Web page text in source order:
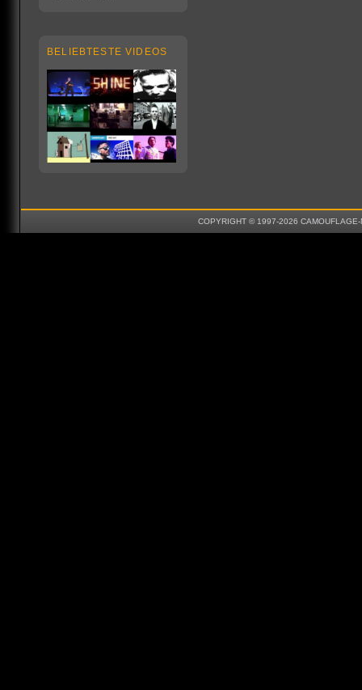
BELIEBTESTE VIDEOS
COPYRIGHT © 1997-2026 CAMOUFLAGE-